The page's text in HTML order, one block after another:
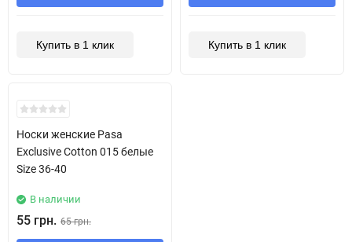
Купить в 1 клик Купить в 1 клик
Носки женские Pasa
Exclusive Cotton 015 белые
Size 36-40
В наличии
55 грн. 65 грн.